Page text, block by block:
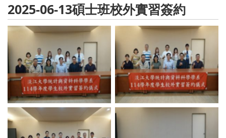
2025-06-13碩士班校外實習簽約
No Caption No Caption